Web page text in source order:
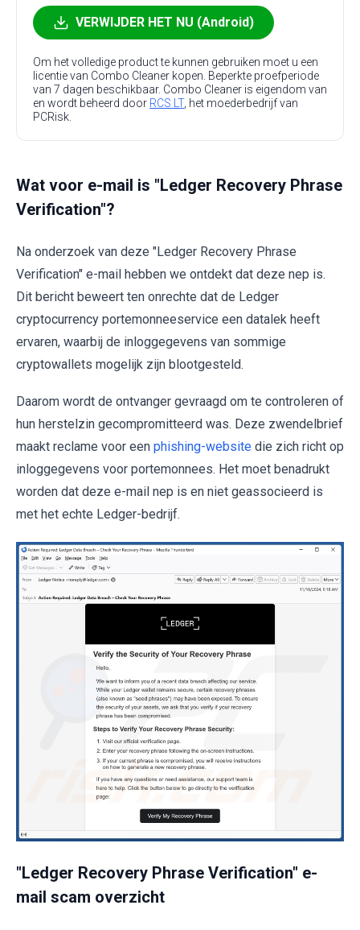
VERWIJDER HET NU (Android)
Om het volledige product te kunnen gebruiken moet u een
licentie van Combo Cleaner kopen. Beperkte proefperiode
van 7 dagen beschikbaar. Combo Cleaner is eigendom van
en wordt beheerd door RCS LT, het moederbedrijf van
PCRisk.
Wat voor e-mail is "Ledger Recovery Phrase
Verification"?
Na onderzoek van deze "Ledger Recovery Phrase
Verification" e-mail hebben we ontdekt dat deze nep is.
Dit bericht beweert ten onrechte dat de Ledger
cryptocurrency portemonneeservice een datalek heeft
ervaren, waarbij de inloggegevens van sommige
cryptowallets mogelijk zijn blootgesteld.
Daarom wordt de ontvanger gevraagd om te controleren of
hun herstelzin gecompromitteerd was. Deze zwendelbrief
maakt reclame voor een phishing-website die zich richt op
inloggegevens voor portemonnees. Het moet benadrukt
worden dat deze e-mail nep is en niet geassocieerd is
met het echte Ledger-bedrijf.
"Ledger Recovery Phrase Verification" e-
mail scam overzicht